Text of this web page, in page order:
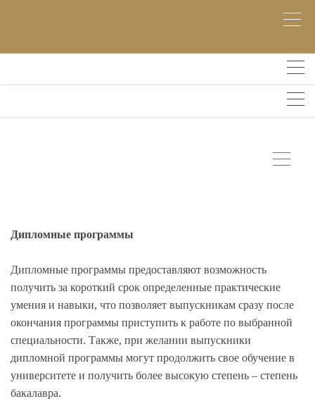
Дипломные программы
Дипломные программы предоставляют возможность
получить за короткий срок определенные практические
умения и навыки, что позволяет выпускникам сразу после
окончания программы приступить к работе по выбранной
специальности. Также, при желании выпускники
дипломной программы могут продолжить свое обучение в
университете и получить более высокую степень – степень
бакалавра.